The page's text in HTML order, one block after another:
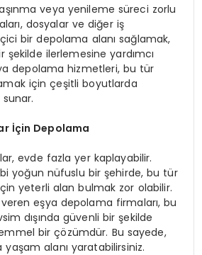
veya yenileme süreci zorlu
dosyalar ve diğer iş
bir depolama alanı sağlamak,
şekilde ilerlemesine yardımcı
depolama hizmetleri, bu tür
için çeşitli boyutlarda
İçin Depolama
evde fazla yer kaplayabilir.
yoğun nüfuslu bir şehirde, bu tür
yeterli alan bulmak zor olabilir.
eşya depolama firmaları, bu
dışında güvenli bir şekilde
bir çözümdür. Bu sayede,
alanı yaratabilirsiniz.